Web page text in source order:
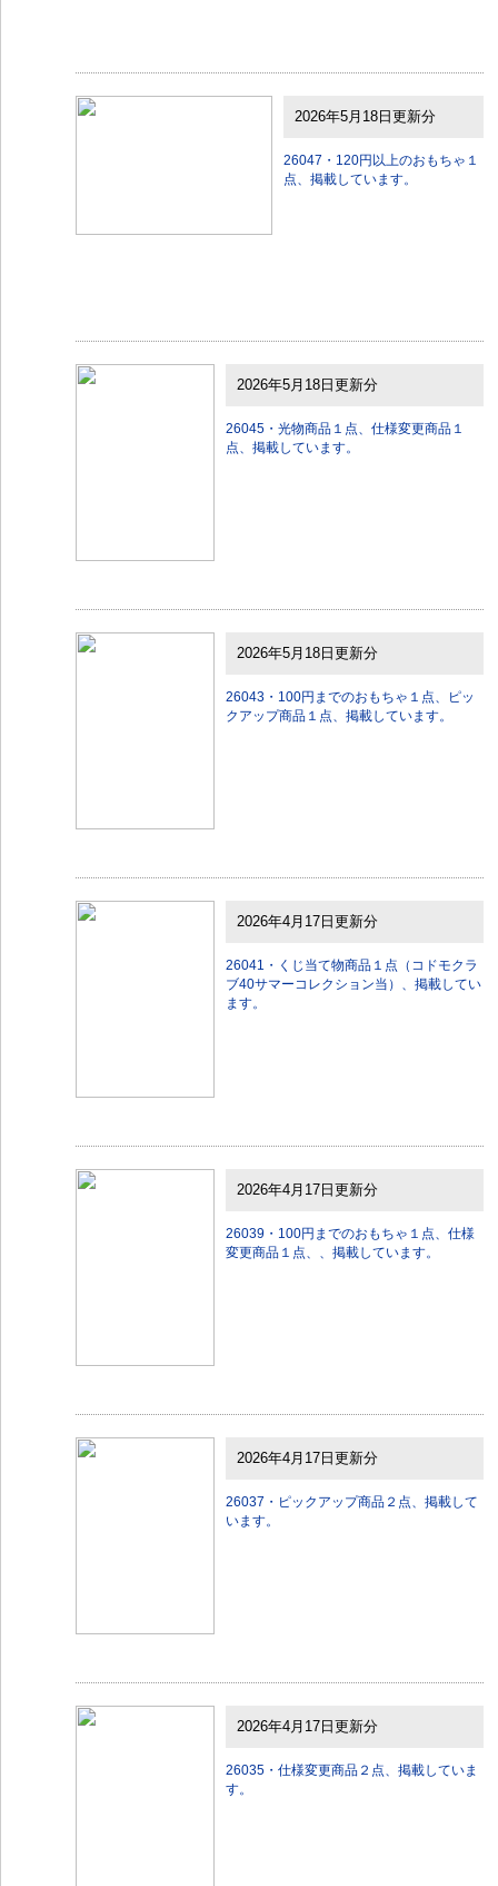
2026年5月18日更新分
26047・120円以上のおもちゃ１
点、掲載しています。
2026年5月18日更新分
26045・光物商品１点、仕様変更商品１
点、掲載しています。
2026年5月18日更新分
26043・100円までのおもちゃ１点、ピッ
クアップ商品１点、掲載しています。
2026年4月17日更新分
26041・くじ当て物商品１点（コドモクラ
ブ40サマーコレクション当）、掲載してい
ます。
2026年4月17日更新分
26039・100円までのおもちゃ１点、仕様
変更商品１点、、掲載しています。
2026年4月17日更新分
26037・ピックアップ商品２点、掲載して
います。
2026年4月17日更新分
26035・仕様変更商品２点、掲載していま
す。